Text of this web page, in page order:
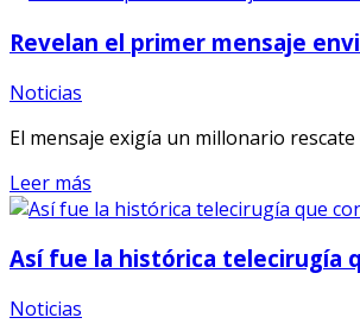
Revelan el primer mensaje
Noticias
El mensaje exigía un millonario
Leer más
Así fue la histórica telecirugía
Noticias